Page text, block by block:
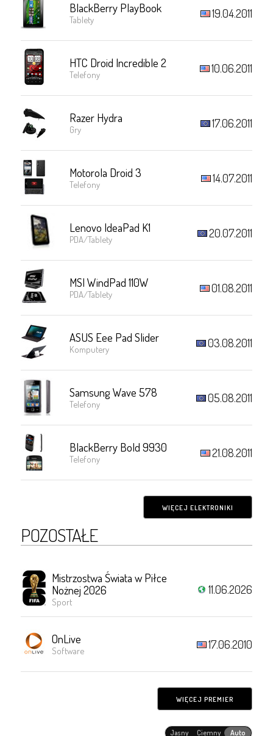
BlackBerry PlayBook
Tablety 19.04.2011
HTC Droid Incredible 2
Telefony 10.06.2011
Razer Hydra
Gry 17.06.2011
Motorola Droid 3
Telefony 14.07.2011
Lenovo IdeaPad K1
PDA/Tablety 20.07.2011
MSI WindPad 110W
PDA/Tablety 01.08.2011
ASUS Eee Pad Slider
Komputery 03.08.2011
Samsung Wave 578
Telefony 05.08.2011
BlackBerry Bold 9930
Telefony 21.08.2011
WIĘCEJ ELEKTRONIKI
POZOSTAŁE
Mistrzostwa Świata w Piłce
Nożnej 2026
Sport
11.06.2026
OnLive
Software 17.06.2010
WIĘCEJ PREMIER
Jasny Ciemny Auto